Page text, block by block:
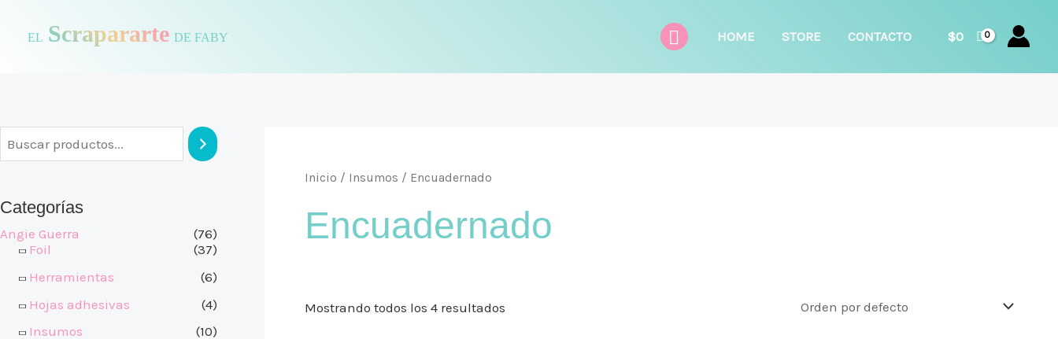
EL Scrapararte DE FABY BuscarHOME STORE CONTACTO $0
Categorías
Angie Guerra
(76)
Foil
(37)
Herramientas
(6)
Hojas adhesivas
(4)
Insumos
(10)
Inicio / Insumos / Encuadernado
Encuadernado
Mostrando todos los 4 resultados